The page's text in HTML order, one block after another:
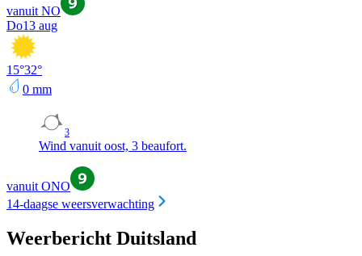
vanuit NO
Do13 aug
15°32°
0 mm
3
Wind vanuit oost, 3 beaufort.
vanuit ONO
14-daagse weersverwachting
Weerbericht Duitsland